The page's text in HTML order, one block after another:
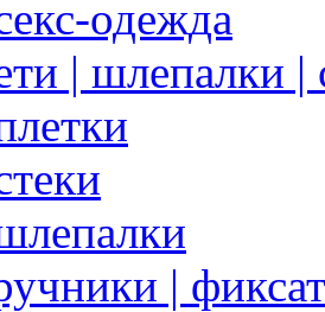
одежда
| шлепалки |
|